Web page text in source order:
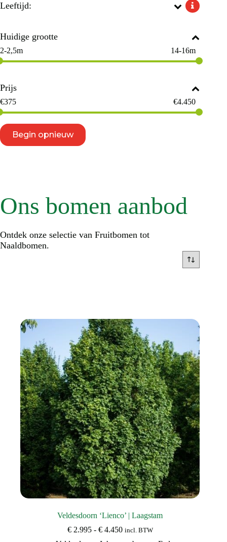
Ons bomen aanbod
Ontdek onze selectie van Fruitbomen tot
Naaldbomen.
Veldesdoorn ‘Lienco’ | Laagstam
€2.995 - €4.450Prijsklasse:
incl. BTW
Leeftijd:
Huidige grootte
2-2,5m 14-16m
Prijs
€375 €4.450
Begin opnieuw